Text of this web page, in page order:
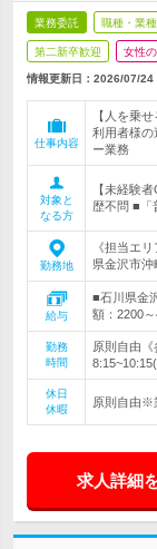
業務委託 職種・業
第二新卒歓迎 女性
情報更新日：2026/07/24
仕事内容
【人を乗
利用者様の
ー業務
対象と
なる方
【未経験
歴不問 ■「
勤務地
《担当エ
県金沢市
給与
■石川県金
額：2200
勤務
時間
原則自由
休日
休暇
原則自由※
求人詳細